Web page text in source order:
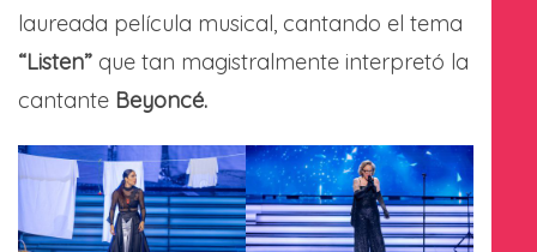
laureada película musical, cantando el tema
“Listen” que tan magistralmente interpretó la
cantante Beyoncé.